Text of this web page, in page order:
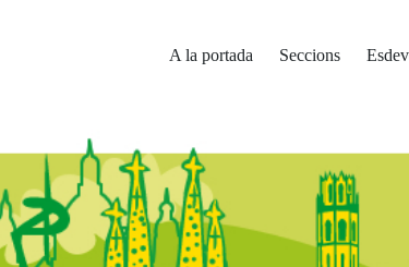
A la portada Seccions